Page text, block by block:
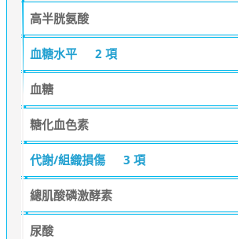
高半胱氨酸
血糖水平 2 項
血糖
糖化血色素
代謝/組織損傷 3 項
總肌酸磷激酵素
尿酸